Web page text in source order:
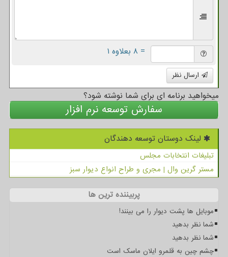
= ۸ بعلاوه ۱
ارسال نظر
میخواهید برنامه ای برای شما نوشته شود؟
سفارش توسعه نرم افزار
لینک دوستان توسعه دهندگان
تبلیغات انتخابات مجلس
مستر گرین وال | مجری و طراح انواع دیوار سبز
پربیننده ترین ها
موبایل ها پشت دیوار را می بینند!
شما نظر بدهید
شما نظر بدهید
چشم چین به قلمرو ایلان ماسک است